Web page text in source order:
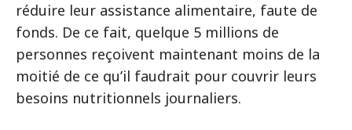
réduire leur assistance alimentaire, faute de
fonds. De ce fait, quelque 5 millions de
personnes reçoivent maintenant moins de la
moitié de ce qu’il faudrait pour couvrir leurs
besoins nutritionnels journaliers.